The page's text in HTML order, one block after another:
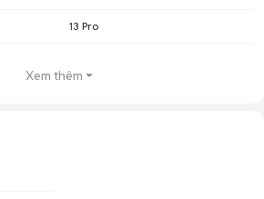
13 Pro
Xem thêm